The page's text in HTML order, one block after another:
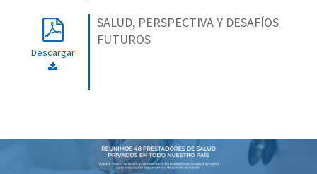
Descargar
SALUD, PERSPECTIVA Y DESAFÍOS
FUTUROS